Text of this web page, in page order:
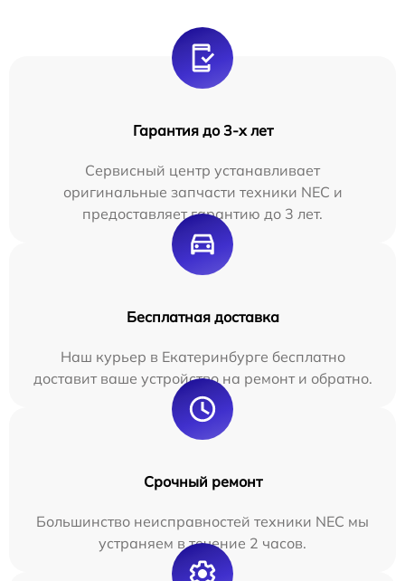
Гарантия до 3-х лет
Сервисный центр устанавливает
оригинальные запчасти техники NEC и
предоставляет гарантию до 3 лет.
Бесплатная доставка
Наш курьер в Екатеринбурге бесплатно
доставит ваше устройство на ремонт и обратно.
Срочный ремонт
Большинство неисправностей техники NEC мы
устраняем в течение 2 часов.